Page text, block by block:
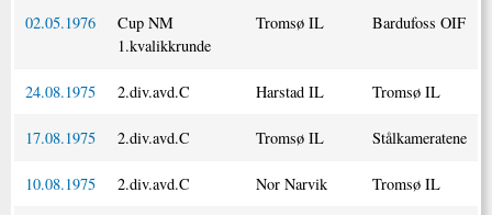
02.05.1976
Cup NM
1.kvalikkrunde
Tromsø IL Bardufoss OIF
24.08.1975 2.div.avd.C Harstad IL Tromsø IL
17.08.1975 2.div.avd.C Tromsø IL Stålkameratene
10.08.1975 2.div.avd.C Nor Narvik Tromsø IL